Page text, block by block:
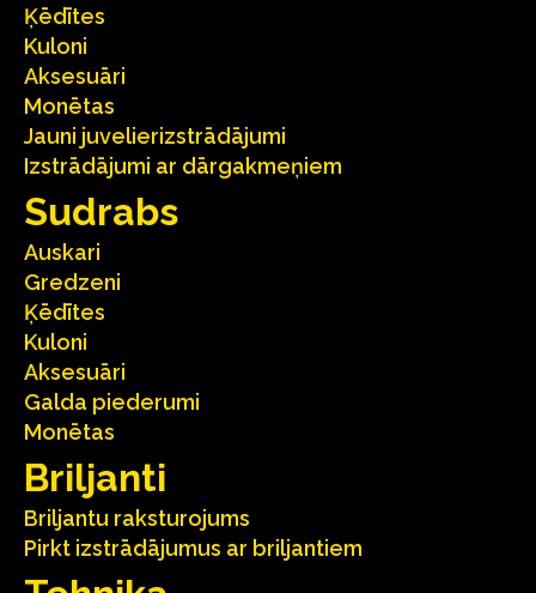
Ķēdītes
Kuloni
Aksesuāri
Monētas
Jauni juvelierizstrādājumi
Izstrādājumi ar dārgakmeņiem
Sudrabs
Auskari
Gredzeni
Ķēdītes
Kuloni
Aksesuāri
Galda piederumi
Monētas
Briljanti
Briljantu raksturojums
Pirkt izstrādājumus ar briljantiem